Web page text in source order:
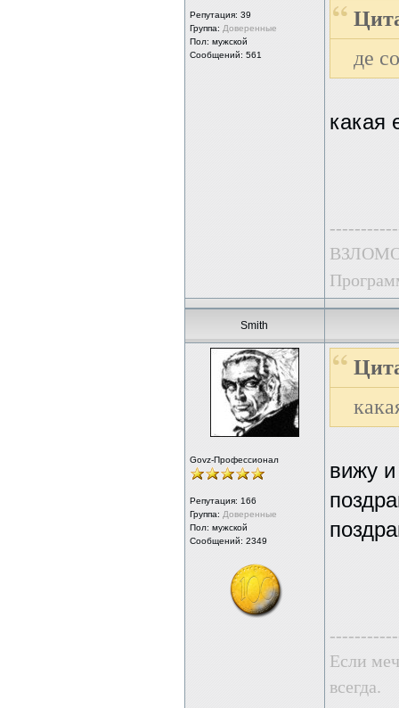
Репутация: 39
Группа: Доверенные
Пол: мужской
Сообщений: 561
де
какая
Smith
Govz-Профессионал
Репутация: 166
Группа: Доверенные
Пол: мужской
Сообщений: 2349
вижу и
Если
всегда.